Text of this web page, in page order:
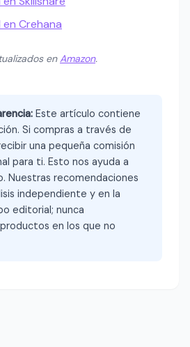
Crehana
enAmazon.
Este artículo contiene
Si compras a través de
una pequeña comisión
para ti. Esto nos ayuda a
Nuestras recomendaciones
independiente y en la
editorial; nunca
en los que no